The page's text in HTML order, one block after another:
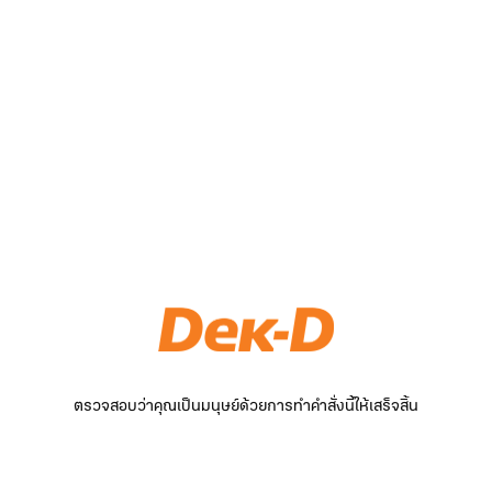
ตรวจสอบว่าคุณเป็นมนุษย์ด้วยการทำคำสั่งนี้ให้เสร็จสิ้น